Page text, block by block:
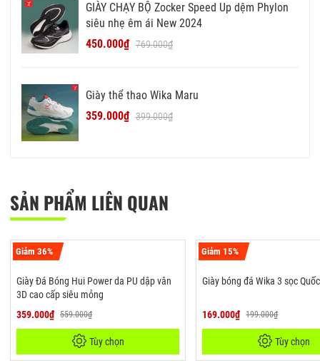
GIÀY CHẠY BỘ Zocker Speed Up dệm Phylon
siêu nhẹ êm ái New 2024
450.000₫ 769.000₫
Giày thể thao Wika Maru
359.000₫ 399.000₫
SẢN PHẨM LIÊN QUAN
Giảm 36%
Giày Đá Bóng Hui Power da PU dập vân
3D cao cấp siêu mỏng
359.000₫ 559.000₫
Tùy chọn
Giảm 15%
Giày bóng đá Wika 3 sọc
169.000₫ 199.000₫
Tùy chọn